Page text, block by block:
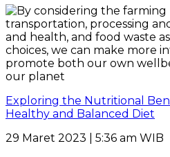
Exploring the Nutritional
Healthy and Balanced Diet
29 Maret 2023 | 5:36 am WIB